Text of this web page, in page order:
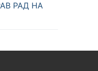
РАД НА